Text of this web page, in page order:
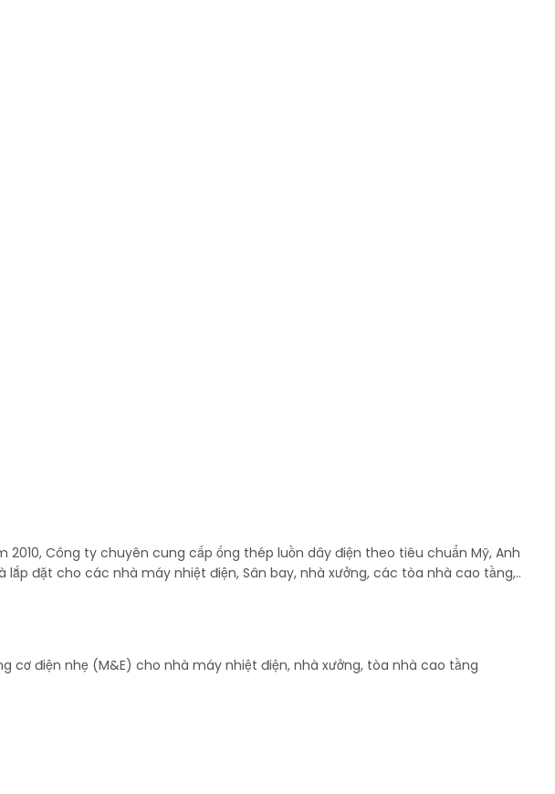
cơ điện nhẹ (M&E) cho nhà máy nhiệt điện, nhà xưởng, tòa nhà cao tầng